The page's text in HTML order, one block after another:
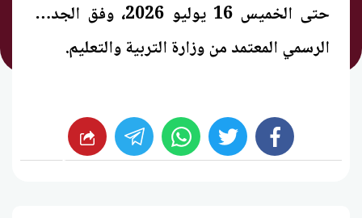
حتى الخميس 16 يوليو 2026، وفق الجدول
الرسمي المعتمد من وزارة التربية والتعليم.
facebook
twitter
whats شارك